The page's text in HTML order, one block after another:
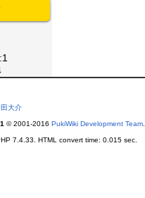
大介
© 2001-2016 PukiWiki Development Team.
7.4.33. HTML convert time: 0.015 sec.